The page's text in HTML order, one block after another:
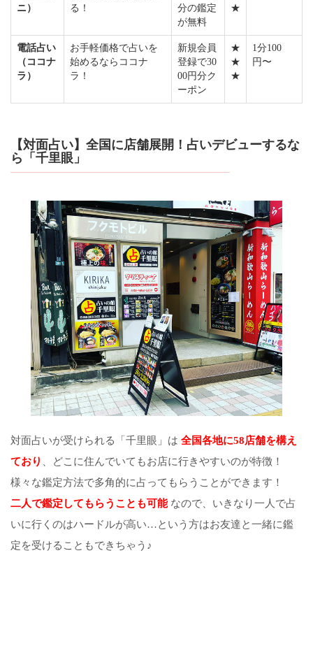
ニ）
る！
分の鑑定
が無料
★
電話占い
（ココナ
ラ）
お手軽価格で占いを
始めるならココナ
ラ！
新規会員
登録で30
00円分ク
ーポン
★
★
★
1分100
円〜
【対面占い】全国に店舗展開！占いデビューするな
ら「千里眼」
対面占いが受けられる「千里眼」は 全国各地に58店舗を構え
ており 、どこに住んでいてもお店に行きやすいのが特徴！
様々な鑑定方法で多角的に占ってもらうことができます！
二人で鑑定してもらうことも可能なので、いきなり一人で占
いに行くのはハードルが高い…という方はお友達と一緒に鑑
定を受けることもできちゃう♪